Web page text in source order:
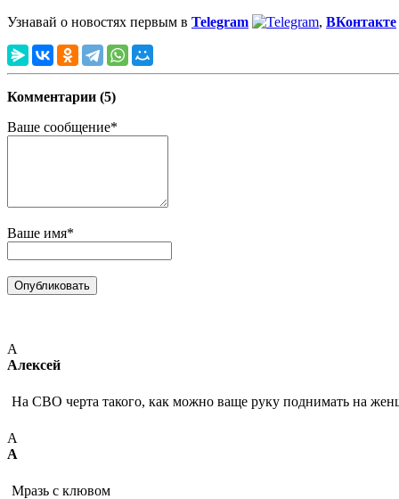
Узнавай о новостях первым в Telegram , ВКонтакте
Комментарии (5)
Ваше сообщение*
Ваше имя*
А
Алексей
На СВО черта такого, как можно ваще руку поднимать на
А
А
Мразь с клювом